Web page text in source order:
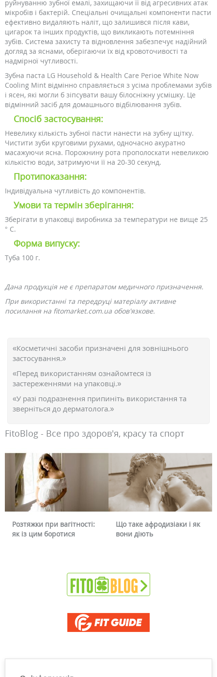
руйнуванню зубної емалі, захищаючи її від агресивних атак
мікробів і бактерій. Спеціальні очищальні компоненти пасти
ефективно видаляють наліт, що залишився після кави,
цигарок та інших продуктів, що викликають потемніння
зубів. Система захисту та відновлення забезпечує надійний
догляд за яснами, оберігаючи їх від кровоточивості та
надмірної чутливості.
Зубна паста LG Household & Health Care Perioe White Now
Cooling Mint відмінно справляється з усіма проблемами зубів
і ясен, які могли б зіпсувати вашу білосніжну усмішку. Це
відмінний засіб для домашнього відбілювання зубів.
Спосіб застосування:
Невелику кількість зубної пасти нанести на зубну щітку.
Чистити зуби круговими рухами, одночасно акуратно
масажуючи ясна. Порожнину рота прополоскати невеликою
кількістю води, затримуючи її на 20-30 секунд.
Протипоказання:
Індивідуальна чутливість до компонентів.
Умови та термін зберігання:
Зберігати в упаковці виробника за температури не вище 25
° С.
Форма випуску:
Туба 100 г.
Дана продукція не є препаратом медичного призначення.
При використанні та передруці матеріалу активне
посилання на fitomarket.com.ua обов'язкове.
«Косметичні засоби призначені для зовнішнього
застосування.»
«Перед використанням ознайомтеся із
застереженнями на упаковці.»
«У разі подразнення припиніть використання та
зверніться до дерматолога.»
FitoBlog - Все про здоров'я, красу та спорт
Розтяжки при вагітності:
як із цим боротися
Що таке афродизіаки і як
вони діють